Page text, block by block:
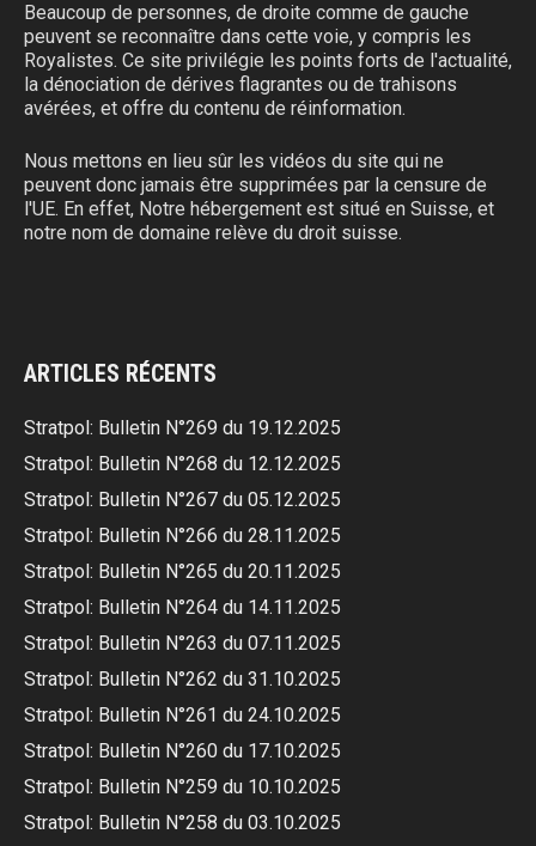
Beaucoup de personnes, de droite comme de gauche
peuvent se reconnaître dans cette voie, y compris les
Royalistes. Ce site privilégie les points forts de l'actualité,
la dénociation de dérives flagrantes ou de trahisons
avérées, et offre du contenu de réinformation.
Nous mettons en lieu sûr les vidéos du site qui ne
peuvent donc jamais être supprimées par la censure de
l'UE. En effet, Notre hébergement est situé en Suisse, et
notre nom de domaine relève du droit suisse.
ARTICLES RÉCENTS
Stratpol: Bulletin N°269 du 19.12.2025
Stratpol: Bulletin N°268 du 12.12.2025
Stratpol: Bulletin N°267 du 05.12.2025
Stratpol: Bulletin N°266 du 28.11.2025
Stratpol: Bulletin N°265 du 20.11.2025
Stratpol: Bulletin N°264 du 14.11.2025
Stratpol: Bulletin N°263 du 07.11.2025
Stratpol: Bulletin N°262 du 31.10.2025
Stratpol: Bulletin N°261 du 24.10.2025
Stratpol: Bulletin N°260 du 17.10.2025
Stratpol: Bulletin N°259 du 10.10.2025
Stratpol: Bulletin N°258 du 03.10.2025